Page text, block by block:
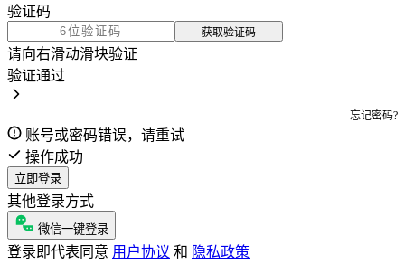
验证码
获取验证码
请向右滑动滑块验证
验证通过
忘记密码?
账号或密码错误，请重试
操作成功
立即登录
其他登录方式
微信一键登录
登录即代表同意 用户协议 和 隐私政策